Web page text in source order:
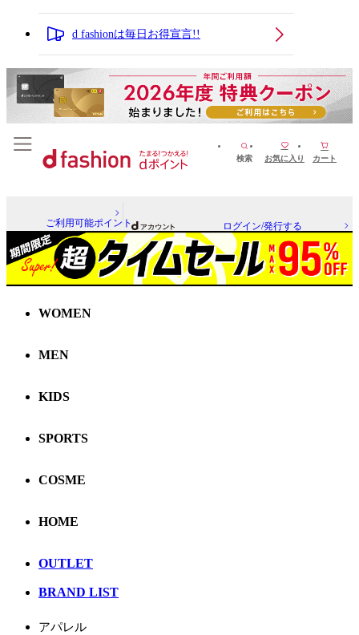
d fashionは毎日お得宣言!!
検索 お気に入り カート
ご利用可能ポイント ログイン/発行する
WOMEN
MEN
KIDS
SPORTS
COSME
HOME
OUTLET
BRAND LIST
アパレル